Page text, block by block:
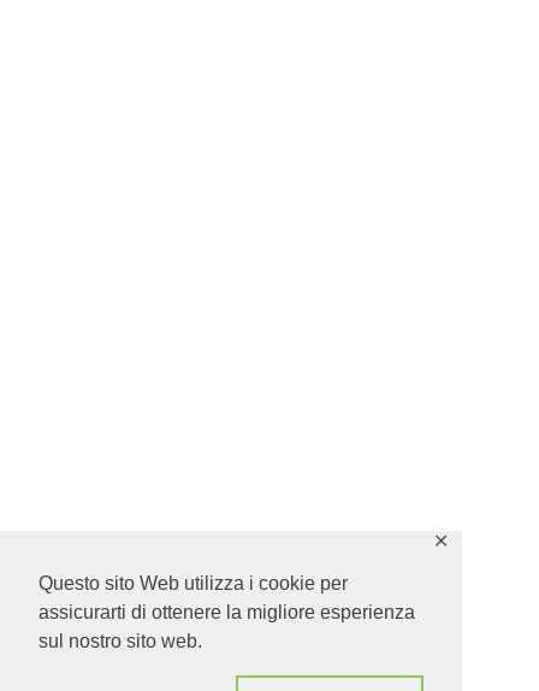
Questo sito Web utilizza i cookie per
assicurarti di ottenere la migliore esperienza
sul nostro sito web.
✕